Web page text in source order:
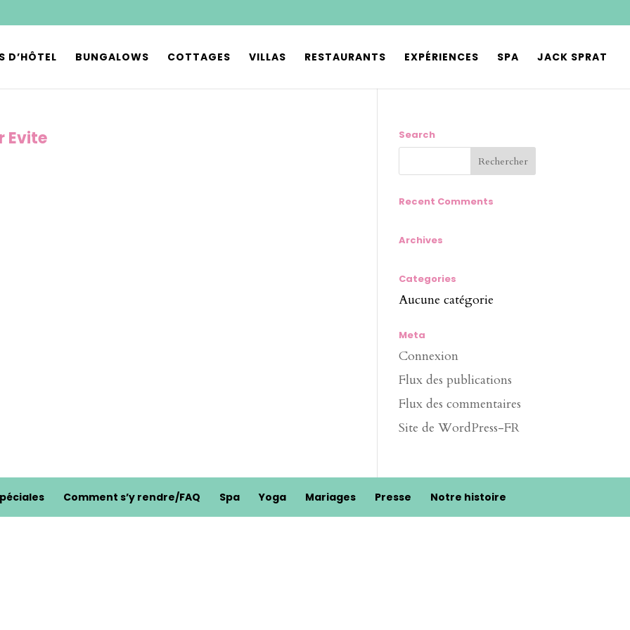
D’HÔTEL BUNGALOWS COTTAGES VILLAS RESTAURANTS EXPÉRIENCES SPA JACK SPRAT
Evite Search
Recent Comments
Archives
Categories
Aucune catégorie
Meta
Connexion
Flux des publications
Flux des commentaires
Site de WordPress-FR
Comment s’y rendre/FAQ Spa Yoga Mariages Presse Notre histoire